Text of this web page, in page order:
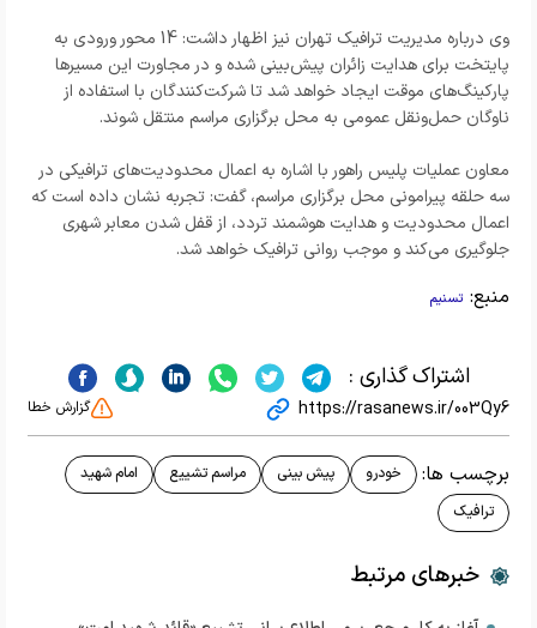
وی درباره مدیریت ترافیک تهران نیز اظهار داشت: 14 محور ورودی به
پایتخت برای هدایت زائران پیش‌بینی شده و در مجاورت این مسیرها
پارکینگ‌های موقت ایجاد خواهد شد تا شرکت‌کنندگان با استفاده از
ناوگان حمل‌ونقل عمومی به محل برگزاری مراسم منتقل شوند.
معاون عملیات پلیس راهور با اشاره به اعمال محدودیت‌های ترافیکی در
سه حلقه پیرامونی محل برگزاری مراسم، گفت: تجربه نشان داده است که
اعمال محدودیت و هدایت هوشمند تردد، از قفل شدن معابر شهری
جلوگیری می‌کند و موجب روانی ترافیک خواهد شد.
منبع: تسنیم
اشتراک گذاری :
https://rasanews.ir/003Qy6 گزارش خطا
برچسب ها: خودرو پیش بینی مراسم تشییع
امام شهید
ترافیک
خبرهای مرتبط